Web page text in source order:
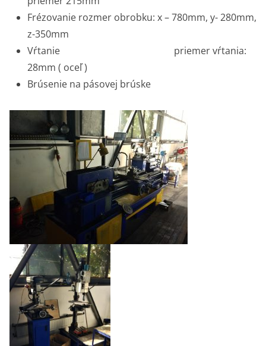
Frézovanie rozmer obrobku: x – 780mm, y- 280mm,
z-350mm
Vŕtanie priemer vŕtania:
28mm ( oceľ )
Brúsenie na pásovej brúske